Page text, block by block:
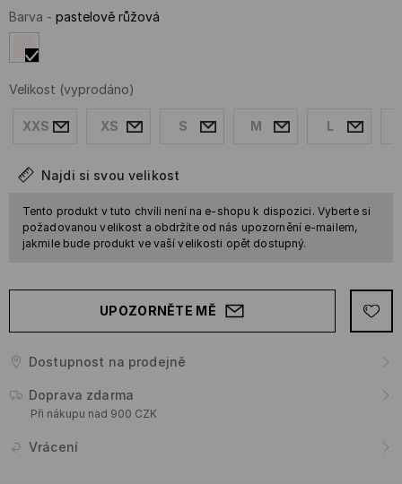
Barva - pastelově růžová
Velikost (vyprodáno)
XXS XS S M L
Najdi si svou velikost
Tento produkt v tuto chvíli není na e-shopu k dispozici. Vyberte si
požadovanou velikost a obdržíte od nás upozornění e-mailem,
jakmile bude produkt ve vaší velikosti opět dostupný.
UPOZORNĚTE MĚ
Dostupnost na prodejně
Doprava zdarma
Při nákupu nad 900 CZK
Vrácení